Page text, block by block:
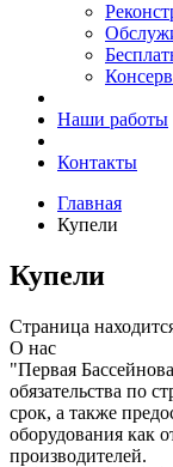
Наши работы
Контакты
Главная
Купели
Купели
Страница
О нас
"Первая
обязательства по
срок, а также
оборудования как
производителей.